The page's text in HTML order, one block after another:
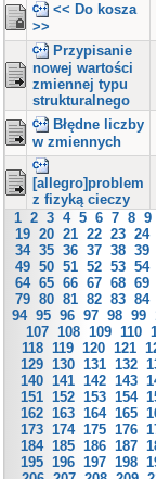
<< Do kosza
>>
Przypisanie
nowej wartości
zmiennej typu
strukturalnego
Błędne liczby
w zmiennych
[allegro]problem
z fizyką cieczy
1 2 3 4 5 6 7 8 9
19 20 21 22 23 24
34 35 36 37 38 39
49 50 51 52 53 54
64 65 66 67 68 69
79 80 81 82 83 84
94 95 96 97 98 99
107 108 109 110
118 119 120 121
129 130 131 132
140 141 142 143
151 152 153 154
162 163 164 165
173 174 175 176
184 185 186 187
195 196 197 198